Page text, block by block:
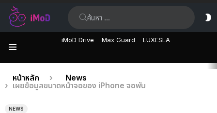
iMoD Drive Max Guard LUXESLA
เรื่อง
ล่าสุด
คุณอยู่ที่นี่:
หน้าหลัก
News
เผยข้อมูลขนาดหน้าจอของ iPhone จอพับ
NEWS